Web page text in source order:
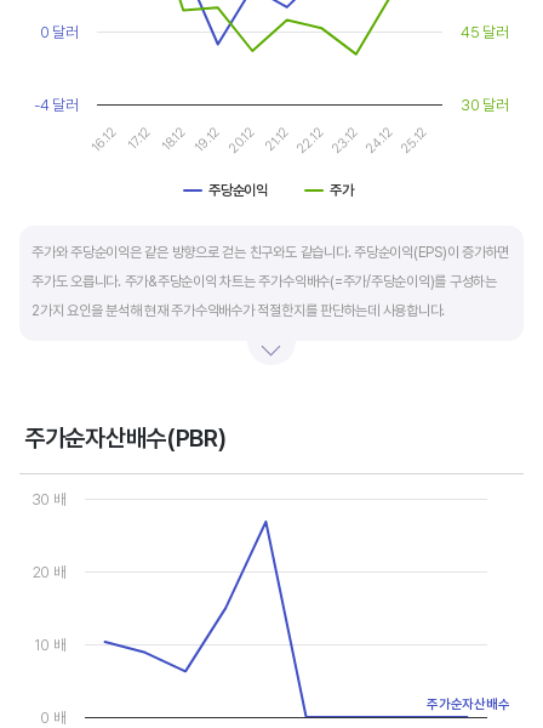
10년 간 장기적인 주가수익배수의 움직임과 최고, 최저점을 확인한 후, 현재 시점
주가수익배수와 비교해 주가가 싼지 비싼지를 평가하는게 좋습니다. 일반적으로 장기적인
이익이 더 성장할 수 있을지 더 꼼꼼히 살피고 유의해야 합니다.
주당순이익 주가
16.12 17.12 18.12 19.12 20.12 21.12 22.12 23.12 24.12 25.12
-4 달러
0 달러
30 달러
45 달러
주가와 주당순이익은 같은 방향으로 걷는 친구와도 같습니다. 주당순이익(EPS)이 증가하면
주가도 오릅니다. 주가&주당순이익 차트는 주가수익배수(=주가/주당순이익)를 구성하는
2가지 요인을 분석해 현재 주가수익배수가 적절한지를 판단하는데 사용합니다.
- 매수 검토 : 주당순이익 증가, 주가 상승
- 매도 검토 : 주당순이익 감소, 주가 횡보 또는 하락
주당순이익이 증가해도 시장 전체적인 악재로 주가가 급락하면 좋은 매수 기회가 됩니다.
주가수익배수(PER) 차트와 함께 분석하면 더 유용합니다.
주가순자산배수(PBR)
Chart
Line chart with 10 data points.
The chart has 1 X axis displaying categories.
The chart has 1 Y axis displaying values. Data ranges from 0
0 배
10 배
20 배
30 배
주가순자산배수